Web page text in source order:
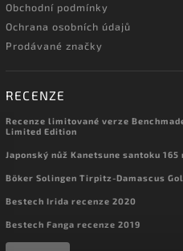
Obchodní podmínky
Ochrana osobních údajů
Prodávané značky
RECENZE
Recenze limitované verze
Limited Edition
Japonský nůž Kanetsune santoku
Böker Solingen Tirpitz-Damascus
Bestech Irida recenze 2020
Bestech Fanga recenze 2019